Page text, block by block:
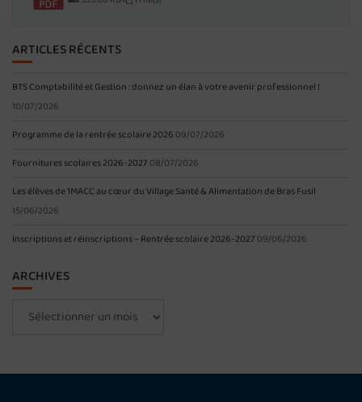
ARTICLES RÉCENTS
BTS Comptabilité et Gestion : donnez un élan à votre avenir professionnel !
10/07/2026
Programme de la rentrée scolaire 2026 09/07/2026
Fournitures scolaires 2026-2027 08/07/2026
Les élèves de 1MACC au cœur du Village Santé & Alimentation de Bras Fusil
15/06/2026
Inscriptions et réinscriptions – Rentrée scolaire 2026-2027 09/06/2026
ARCHIVES